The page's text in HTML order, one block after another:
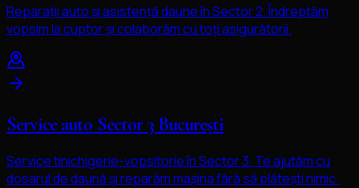
Reparații auto și asistență daune în Sector 2. Îndreptăm,
vopsim la cuptor și colaborăm cu toți asigurătorii.
Service auto Sector 3 București
Service tinichigerie-vopsitorie în Sector 3. Te ajutăm cu
dosarul de daună și reparăm mașina fără să plătești nimic.